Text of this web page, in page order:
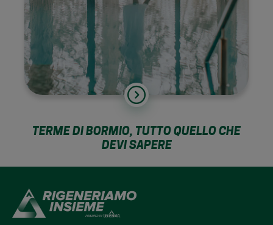
TERME DI BORMIO, TUTTO QUELLO CHE
DEVI SAPERE